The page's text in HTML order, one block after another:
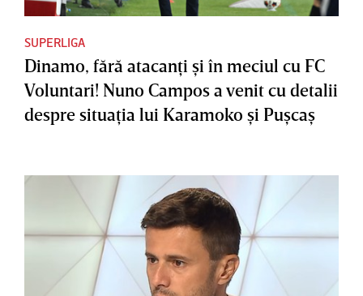
SUPERLIGA
Dinamo, fără atacanţi şi în meciul cu FC
Voluntari! Nuno Campos a venit cu detalii
despre situaţia lui Karamoko şi Puşcaş